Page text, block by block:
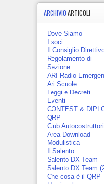
ARCHIVIOARTICOLI
Dove Siamo
I soci
Il Consiglio Direttivo
Regolamento di
Sezione
ARI Radio
Ari Scuole
Leggi e Decreti
Eventi
CONTEST &
QRP
Club Autocostruttori
Area Download
Modulistica
Il Salento
Salento DX Team
Salento DX Team
Che cosa è il QRP